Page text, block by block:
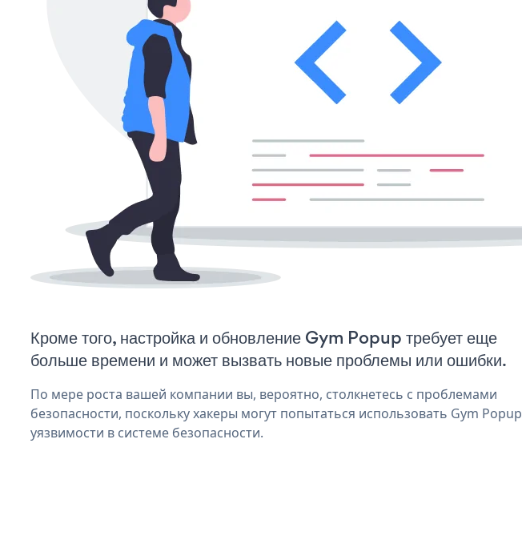
Кроме того, настройка и обновление Gym Popup требует еще
больше времени и может вызвать новые проблемы или ошибки.
По мере роста вашей компании вы, вероятно, столкнетесь с проблемами
безопасности, поскольку хакеры могут попытаться использовать Gym Popup
уязвимости в системе безопасности.